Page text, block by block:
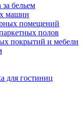
бельем
машин
помещений
полов
покрытий и мебели
для гостиниц